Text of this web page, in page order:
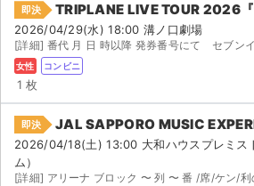
即決 TRIPLANE LIVE TOUR 2026
2026/04/29(水) 18:00 溝ノ口劇場
女性 コンビニ
1 枚
即決 JAL SAPPORO MUSIC
2026/04/18(土) 13:00 大和ハウスプレミス
ム）